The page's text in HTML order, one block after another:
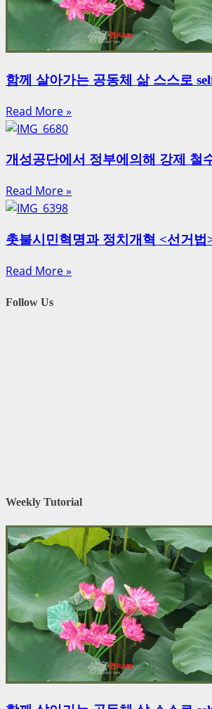
함께 살아가는 공동체 삶 스스로
Read More »
개성공단에서 정부에의해 강제 철
Read More »
촛불시민혁명과 정치개혁 <선거법
Read More »
Follow Us
Weekly Tutorial